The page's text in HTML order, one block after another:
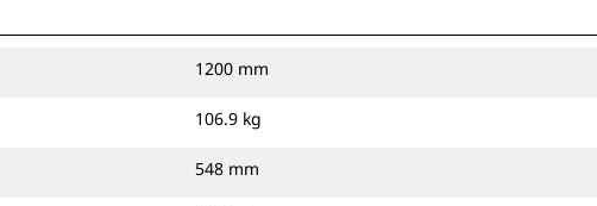
1200 mm
106.9 kg
548 mm